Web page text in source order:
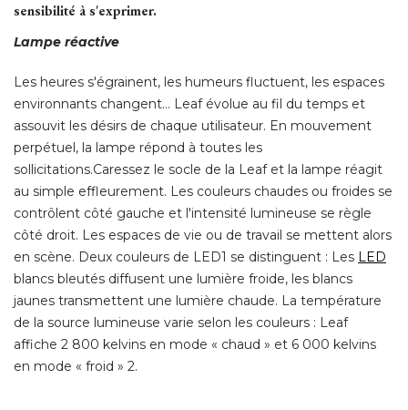
sensibilité à s'exprimer.
Lampe réactive
Les heures s'égrainent, les humeurs fluctuent, les espaces
environnants changent… Leaf évolue au fil du temps et
assouvit les désirs de chaque utilisateur. En mouvement
perpétuel, la lampe répond à toutes les
sollicitations.Caressez le socle de la Leaf et la lampe réagit
au simple effleurement. Les couleurs chaudes ou froides se
contrôlent côté gauche et l'intensité lumineuse se règle
côté droit. Les espaces de vie ou de travail se mettent alors
en scène. Deux couleurs de LED1 se distinguent : Les LED
blancs bleutés diffusent une lumière froide, les blancs
jaunes transmettent une lumière chaude. La température
de la source lumineuse varie selon les couleurs : Leaf
affiche 2 800 kelvins en mode « chaud » et 6 000 kelvins
en mode « froid » 2.